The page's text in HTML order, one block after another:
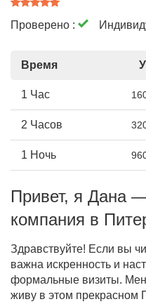
Проверено :
Время
1 Час
2 Часов
1 Ночь
Привет, я Дана
компания в
Здравствуйте! Если вы
важна искренность и
формальные визиты.
живу в этом прекрасном